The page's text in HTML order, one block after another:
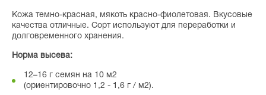
Кожа темно-красная, мякоть красно-фиолетовая. Вкусовые
качества отличные. Сорт используют для переработки и
долговременного хранения.
Норма высева:
12–16 г семян на 10 м2
(ориентировочно 1,2 - 1,6 г / м2).